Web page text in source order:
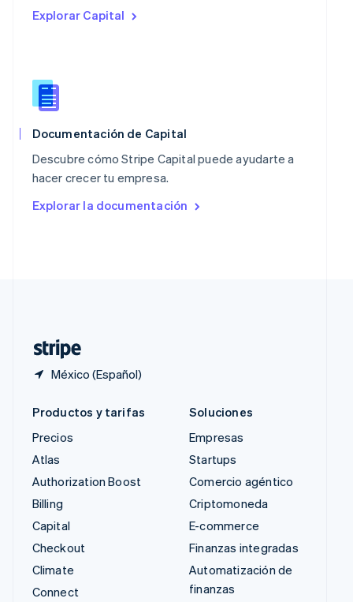
Explorar Capital
Documentación de Capital
Descubre cómo Stripe Capital puede ayudarte a
hacer crecer tu empresa.
Explorar la documentación
México (Español)
NederlandsEnglish
Português
RAE de Hong Kong, China
English
Reino Unido
República Checa
English
English
Productos y tarifas
Precios
Atlas
Authorization Boost
Billing
Capital
Checkout
Climate
Connect
Soluciones
Empresas
Startups
Comercio agéntico
Criptomoneda
E-commerce
Finanzas integradas
Automatización de
finanzas